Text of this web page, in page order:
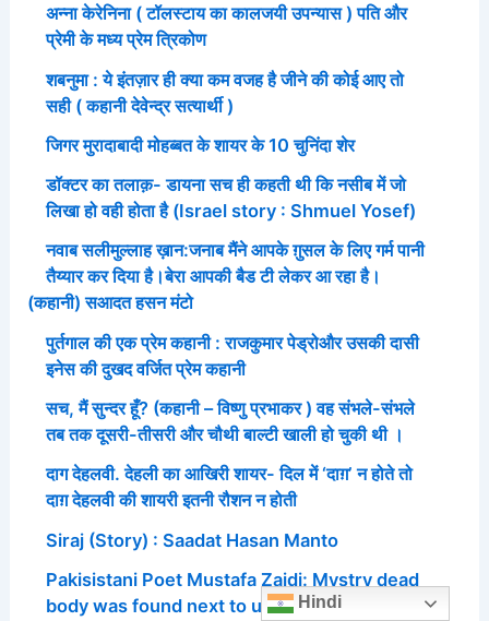
अन्ना केरेनिना ( टॉलस्टाय का कालजयी उपन्यास ) पति और
प्रेमी के मध्य प्रेम त्रिकोण
शबनुमा : ये इंतज़ार ही क्या कम वजह है जीने की कोई आए तो
सही ( कहानी देवेन्द्र सत्यार्थी )
जिगर मुरादाबादी मोहब्बत के शायर के 10 चुनिंदा शेर
डॉक्टर का तलाक़- डायना सच ही कहती थी कि नसीब में जो
लिखा हो वही होता है (Israel story : Shmuel Yosef)
नवाब सलीमुल्लाह ख़ान:जनाब मैंने आपके ग़ुसल के लिए गर्म पानी
तैय्यार कर दिया है।बेरा आपकी बैड टी लेकर आ रहा है।
(कहानी) सआदत हसन मंटो
पुर्तगाल की एक प्रेम कहानी : राजकुमार पेड्रोऔर उसकी दासी
इनेस की दुखद वर्जित प्रेम कहानी
सच, मैं सुन्दर हूँ? (कहानी – विष्णु प्रभाकर ) वह संभले-संभले
तब तक दूसरी-तीसरी और चौथी बाल्टी खाली हो चुकी थी ।
दाग देहलवी. देहली का आखिरी शायर- दिल में ‘दाग़’ न होते तो
दाग़ देहलवी की शायरी इतनी रौशन न होती
Siraj (Story) : Saadat Hasan Manto
Pakisistani Poet Mustafa Zaidi: Mystry dead
body was found next to unconscious
Hindi